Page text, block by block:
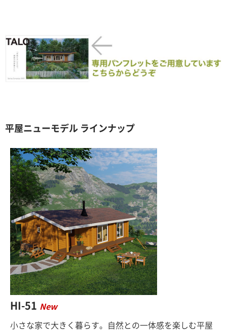
平屋ニューモデル ラインナップ
HI-51 New
小さな家で大きく暮らす。自然との一体感を楽しむ平屋